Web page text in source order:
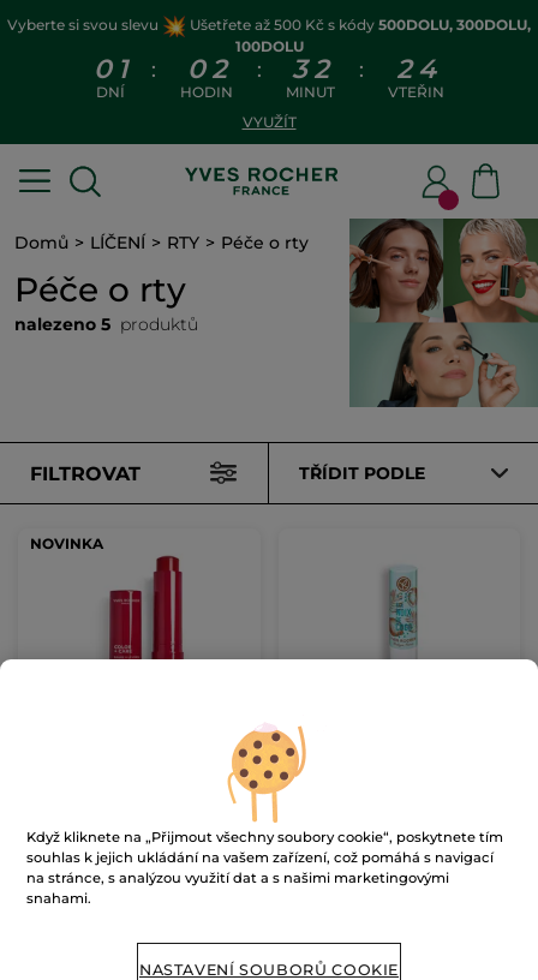
Vyberte si svou slevu Ušetřete až 500 Kč s kódy 500DOLU, 300DOLU,
100DOLU
0 1
DNÍ
: 0 2
HODIN
: 3 2
MINUT
: 2 4
VTEŘIN
VYUŽÍT
Domů LÍČENÍ RTY Péče o rty
Péče o rty
nalezeno 5 produktů
FILTROVAT TŘÍDIT PODLE
NOVINKA
- 3 barvy
169.00 Kč
4.8 g
119.00 Kč
Když kliknete na „Přijmout všechny soubory cookie“, poskytnete tím
souhlas k jejich ukládání na vašem zařízení, což pomáhá s navigací
na stránce, s analýzou využití dat a s našimi marketingovými
snahami.
NASTAVENÍ SOUBORŮ COOKIE